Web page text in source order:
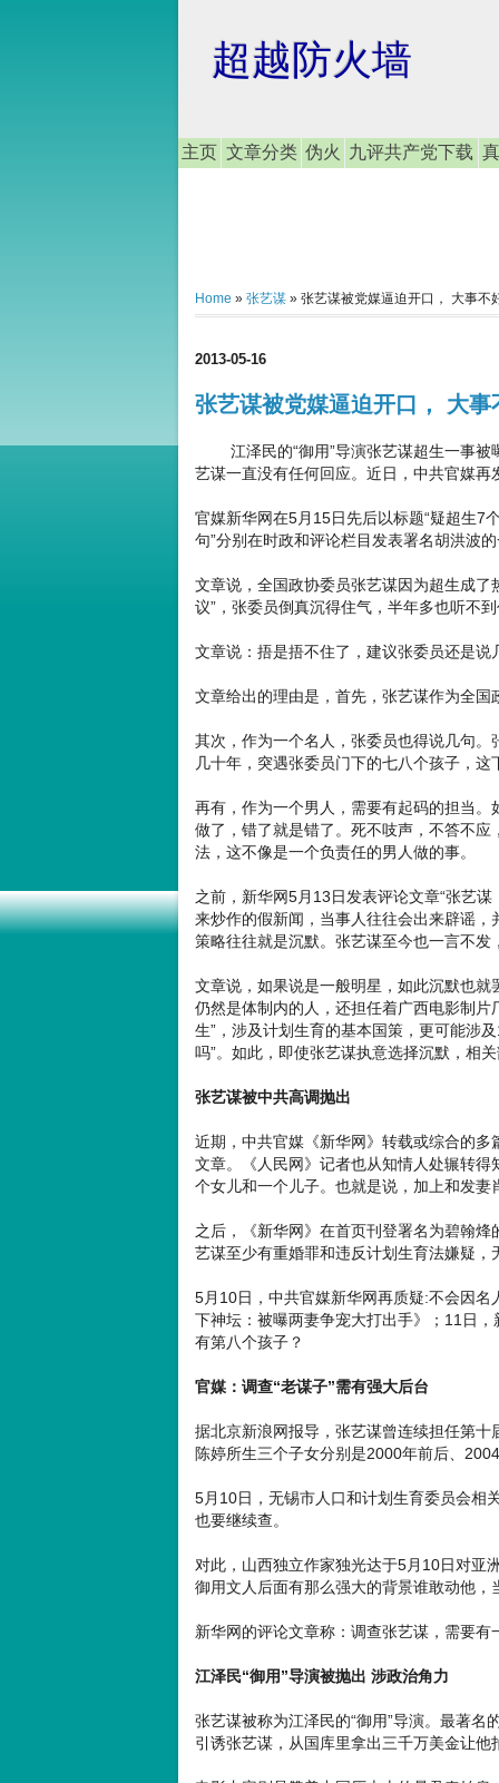
超越防火墙
主页 文章分类 伪火 九评共产党下载
Home » 张艺谋 » 张艺谋被党媒逼迫开口， 大事不
2013-05-16
张艺谋被党媒逼迫开口， 大事
江泽民的“御用”导演张艺谋超生一事被
艺谋一直没有任何回应。近日，中共官媒再
官媒新华网在5月15日先后以标题“疑超生7
句”分别在时政和评论栏目发表署名胡洪波
文章说，全国政协委员张艺谋因为超生成
议”，张委员倒真沉得住气，半年多也听不
文章说：捂是捂不住了，建议张委员还是说
文章给出的理由是，首先，张艺谋作为全
其次，作为一个名人，张委员也得说几句
几十年，突遇张委员门下的七八个孩子，这
再有，作为一个男人，需要有起码的担当
做了，错了就是错了。死不吱声，不答不
法，这不像是一个负责任的男人做的事。
之前，新华网5月13日发表评论文章“张艺
来炒作的假新闻，当事人往往会出来辟谣，
策略往往就是沉默。张艺谋至今也一言不
文章说，如果说是一般明星，如此沉默也
仍然是体制内的人，还担任着广西电影制
生”，涉及计划生育的基本国策，更可能涉
吗”。如此，即使张艺谋执意选择沉默，相
张艺谋被中共高调抛出
近期，中共官媒《新华网》转载或综合的
文章。《人民网》记者也从知情人处辗转
个女儿和一个儿子。也就是说，加上和发
之后，《新华网》在首页刊登署名为碧翰
艺谋至少有重婚罪和违反计划生育法嫌疑
5月10日，中共官媒新华网再质疑:不会因
下神坛：被曝两妻争宠大打出手》；11日
有第八个孩子？
官媒：调查“老谋子”需有强大后台
据北京新浪网报导，张艺谋曾连续担任第
陈婷所生三个子女分别是2000年前后、
5月10日，无锡市人口和计划生育委员会相
也要继续查。
对此，山西独立作家独光达于5月10日对亚
御用文人后面有那么强大的背景谁敢动他，
新华网的评论文章称：调查张艺谋，需要有
江泽民“御用”导演被抛出 涉政治角力
张艺谋被称为江泽民的“御用”导演。最著
引诱张艺谋，从国库里拿出三千万美金让他